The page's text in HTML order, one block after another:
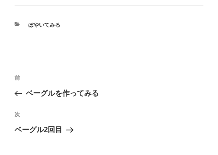
カ
ぼやいてみる
投
ナ
ビ
ゲ
前
の
稿
前
ベーグルを作ってみる
次
の
次
ベーグル2回目